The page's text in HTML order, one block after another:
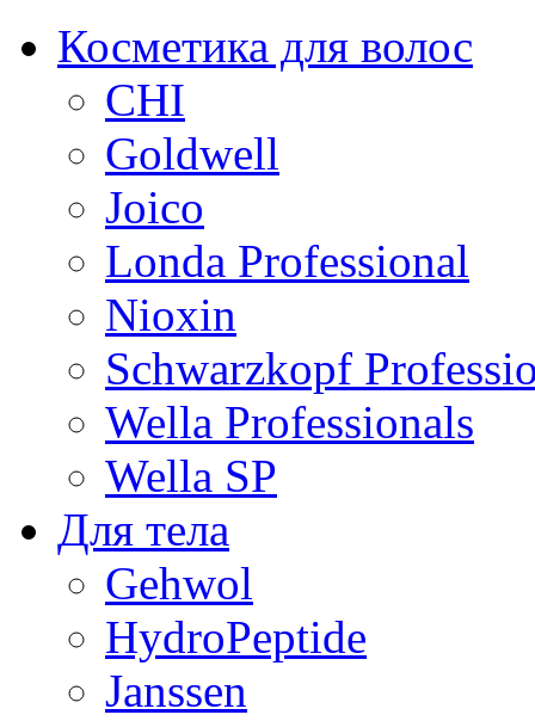
Косметика для волос
CHI
Goldwell
Joico
Londa Professional
Nioxin
Schwarzkopf
Wella Professionals
Wella SP
Для тела
Gehwol
HydroPeptide
Janssen